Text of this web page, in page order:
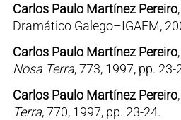
Carlos Paulo Martínez Pereiro
Dramático Galego–IGAEM,
Carlos Paulo Martínez Pereiro
Nosa Terra, 773, 1997, pp. 23-
Carlos Paulo Martínez Pereiro
Terra, 770, 1997, pp. 23-24.